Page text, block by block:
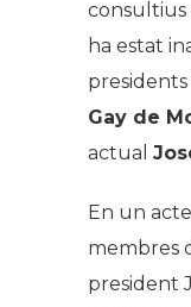
consultius
ha estat
presidents
Gay de
actual
En un
membres
president